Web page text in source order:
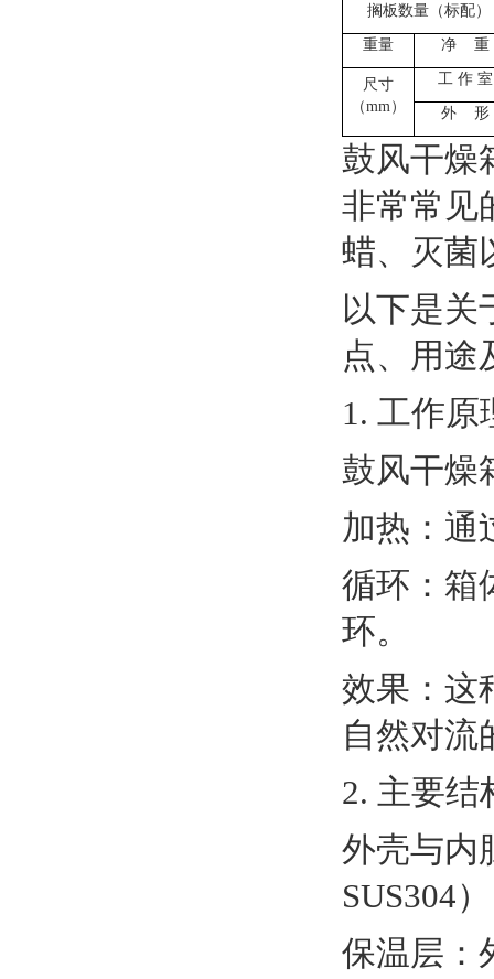
搁板数量（标配）
重量 净 重
尺寸
（mm）
工 作 室
外 形
鼓风干燥
非常常见
蜡、灭菌
以下是关
点、用途
1. 工作原
鼓风干燥
加热：通
循环：箱
环。
效果：这
自然对流
2. 主要结
外壳与内
SUS304
保温层：